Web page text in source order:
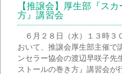
【推譲会】厚生部『ス
方』講習会
６月２８日（水）１３時３
おいて、推譲会厚生部主催で
ンセラー協会の渡辺早咲子先
ストールの巻き方』講習会が